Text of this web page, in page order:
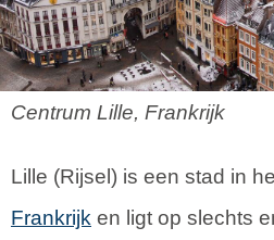
Centrum Lille, Frankrijk
Lille (Rijsel) is een stad in
Frankrijk en ligt op slechts